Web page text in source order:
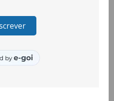
mulheres sobreviventes de
e pretende facilitar a adopção
por gabinetes de
de acolhimento de